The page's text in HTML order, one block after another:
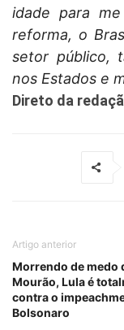
idade para
reforma, o
setor público,
nos Estados e
Direto da
Artigo anterior
Morrendo de medo
Mourão, Lula é
contra o
Bolsonaro